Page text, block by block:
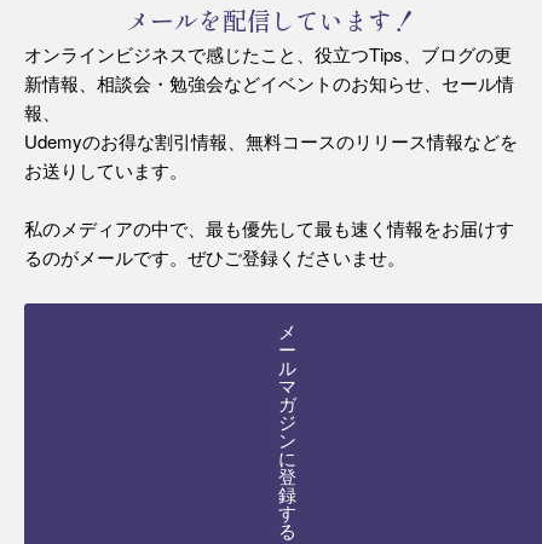
メールを配信しています！
オンラインビジネスで感じたこと、役立つTips、ブログの更
新情報、相談会・勉強会などイベントのお知らせ、セール情
報、
Udemyのお得な割引情報、無料コースのリリース情報などを
お送りしています。
私のメディアの中で、最も優先して最も速く情報をお届けす
るのがメールです。ぜひご登録くださいませ。
メ
ー
ル
マ
ガ
ジ
ン
に
登
録
す
る